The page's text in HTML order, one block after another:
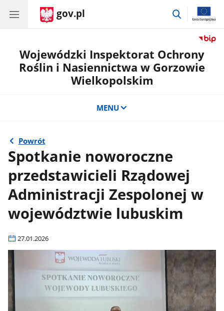
gov.pl
przejdź
Wojewódzki Inspektorat Ochrony
Roślin i Nasiennictwa w Gorzowie
Wielkopolskim
MENU
Powrót
Spotkanie noworoczne
przedstawicieli Rządowej
Administracji Zespolonej w
województwie lubuskim
27.01.2026